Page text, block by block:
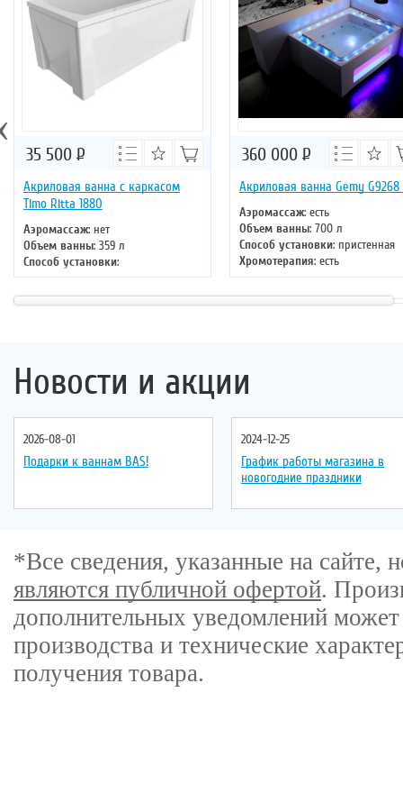
Акриловая ванна с каркасом
Timo Ritta 1880
Аэромассаж: нет
Объем ванны: 359 л
Способ установки:
отдельностоящая
Хромотерапия: нет
Длина: 180 см
35 500 Р
Акриловая ванна Gemy G9268
Аэромассаж: есть
Объем ванны: 700 л
Способ установки: пристенная
Хромотерапия: есть
Длина: 185 см
Ширина: 150 см
360 000 Р
Новости и акции
2026-08-01
Подарки к ваннам BAS!
2024-12-25
График работы магазина в
новогодние праздники
*Все сведения, указанные на
являются публичной офертой.
дополнительных уведомлений
производства и технические
получения товара.